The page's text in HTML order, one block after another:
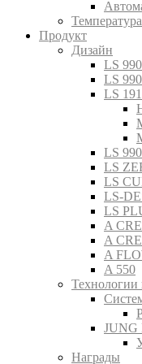
Продукт
Дизайн
LS
LS
LS
LS
LS
LS
LS-
LS
A
A
A
A 550
Технологии
JUNG
Награды